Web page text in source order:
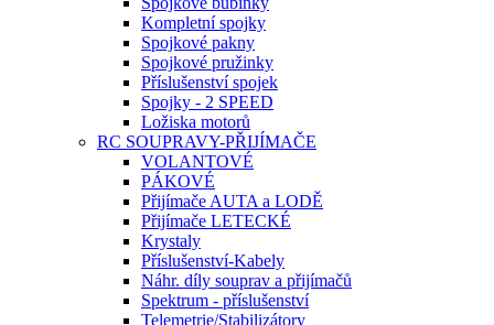
Kompletní spojky
Spojkové pakny
Spojkové pružinky
Příslušenství spojek
Spojky - 2 SPEED
Ložiska motorů
RC SOUPRAVY-PŘIJÍMAČE
VOLANTOVÉ
PÁKOVÉ
Přijímače AUTA a LODĚ
Přijímače LETECKÉ
Krystaly
Příslušenství-Kabely
Náhr. díly souprav a přijímačů
Spektrum - příslušenství
Telemetrie/Stabilizátory